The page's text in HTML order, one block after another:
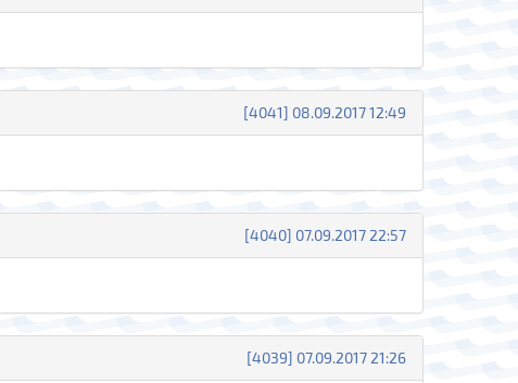
[4041] 08.09.2017 12:49
[4040] 07.09.2017 22:57
[4039] 07.09.2017 21:26